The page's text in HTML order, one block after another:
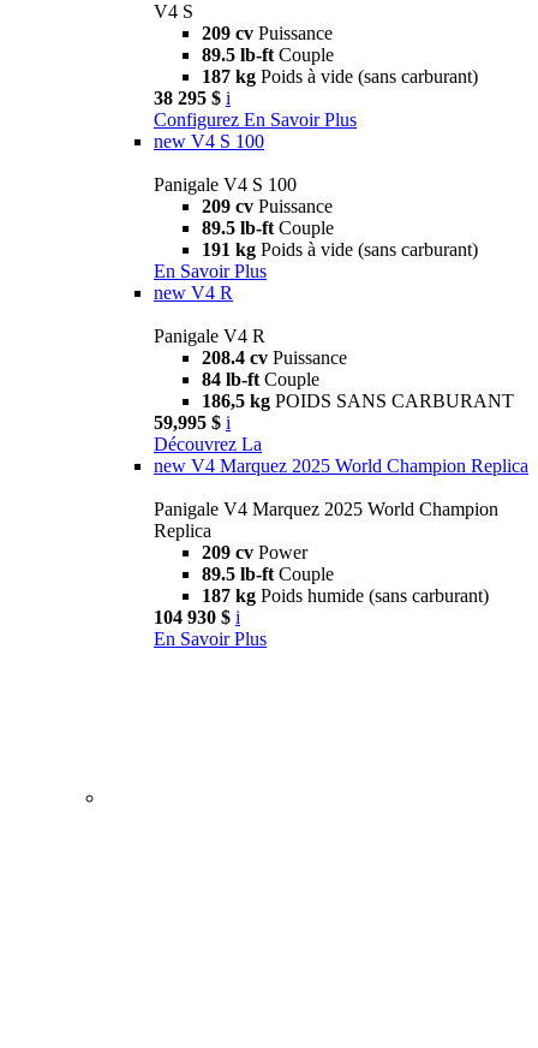
V4 S
209 cv Puissance
89.5 lb-ft Couple
187 kg Poids à vide (sans carburant)
38 295 $ i
Configurez En Savoir Plus
new V4 S 100
Panigale V4 S 100
209 cv Puissance
89.5 lb-ft Couple
191 kg Poids à vide (sans carburant)
En Savoir Plus
new V4 R
Panigale V4 R
208.4 cv Puissance
84 lb-ft Couple
186,5 kg POIDS SANS CARBURANT
59,995 $ i
Découvrez La
new V4 Marquez 2025 World Champion Replica
Panigale V4 Marquez 2025 World Champion
Replica
209 cv Power
89.5 lb-ft Couple
187 kg Poids humide (sans carburant)
104 930 $ i
En Savoir Plus